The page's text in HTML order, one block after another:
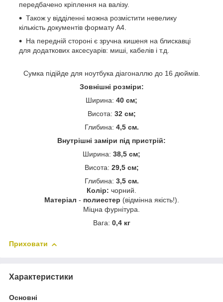
передбачено кріплення на валізу.
Також у відділенні можна розмістити невелику
кількість документів формату А4.
На передній стороні є зручна кишеня на блискавці
для додаткових аксесуарів: миші, кабелів і т.д.
Сумка підійде для ноутбука діагоналлю до 16 дюймів.
Зовнішні розміри:
Ширина: 40 см;
Висота: 32 см;
Глибина: 4,5 см.
Внутрішні заміри під пристрій:
Ширина: 38,5 см;
Висота: 29,5 см;
Глибина: 3,5 см.
Колір: чорний.
Матеріал - полиестер (відмінна якість!).
Міцна фурнітура.
Вага: 0,4 кг
Приховати
Характеристики
Основні